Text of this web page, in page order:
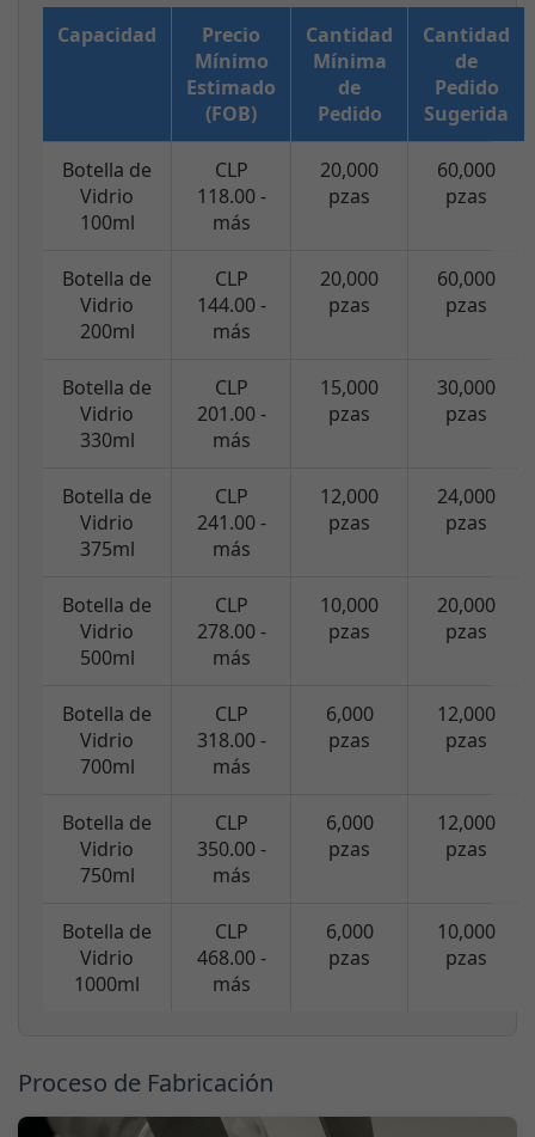
Capacidad
Precio
Mínimo
Estimado
(FOB)
Cantidad
Mínima
de
Pedido
Cantidad
de
Pedido
Sugerida
Botella de
Vidrio
100ml
CLP
118.00 -
más
20,000
pzas
60,000
pzas
Botella de
Vidrio
200ml
CLP
144.00 -
más
20,000
pzas
60,000
pzas
Botella de
Vidrio
330ml
CLP
201.00 -
más
15,000
pzas
30,000
pzas
Botella de
Vidrio
375ml
CLP
241.00 -
más
12,000
pzas
24,000
pzas
Botella de
Vidrio
500ml
CLP
278.00 -
más
10,000
pzas
20,000
pzas
Botella de
Vidrio
700ml
CLP
318.00 -
más
6,000
pzas
12,000
pzas
Botella de
Vidrio
750ml
CLP
350.00 -
más
6,000
pzas
12,000
pzas
Botella de
Vidrio
1000ml
CLP
468.00 -
más
6,000
pzas
10,000
pzas
Proceso de Fabricación